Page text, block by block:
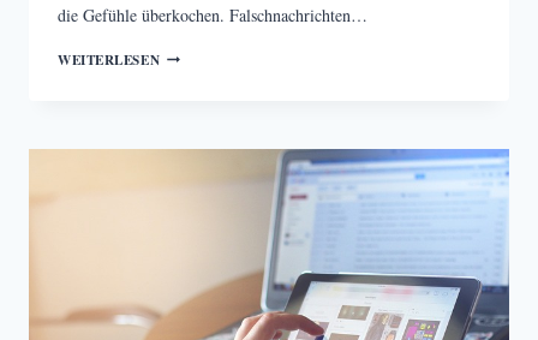
die Gefühle überkochen. Falschnachrichten…
WEITERLESENMETHODEN